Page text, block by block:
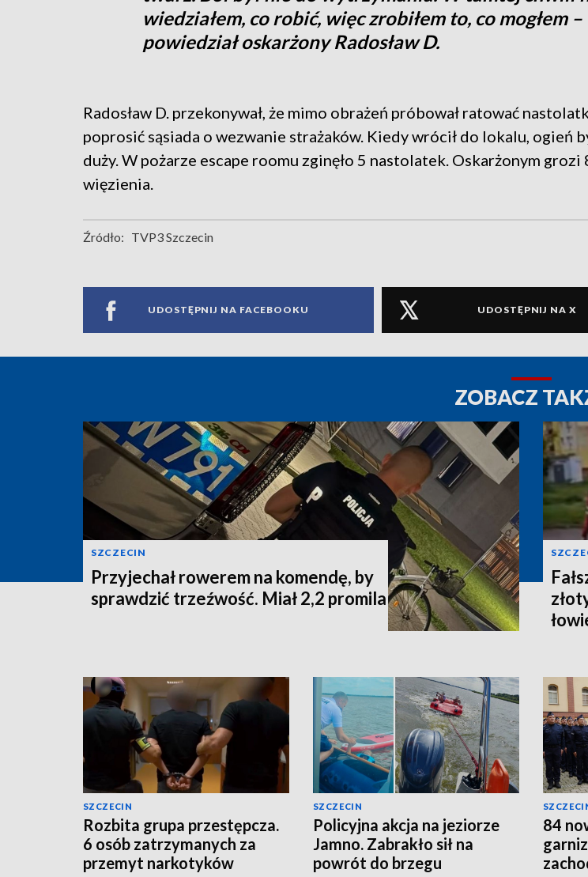
wiedziałem, co robić, więc zrobiłem to, co mogłem –
powiedział oskarżony Radosław D.
Radosław D. przekonywał, że mimo obrażeń próbował ratować
poprosić sąsiada o wezwanie strażaków. Kiedy wrócił do lokalu, ogień
duży. W pożarze escape roomu zginęło 5 nastolatek. Oskarżonym grozi
więzienia.
Źródło: TVP3 Szczecin
UDOSTĘPNIJ NA FACEBOOKU UDOSTĘPNIJ NA X
ZOBACZ
SZCZECIN
Przyjechał rowerem na komendę, by
sprawdzić trzeźwość. Miał 2,2 promila
SZCZECIN
Rozbita grupa przestępcza.
6 osób zatrzymanych za
przemyt narkotyków
SZCZECIN
Policyjna akcja na jeziorze
Jamno. Zabrakło sił na
powrót do brzegu
84